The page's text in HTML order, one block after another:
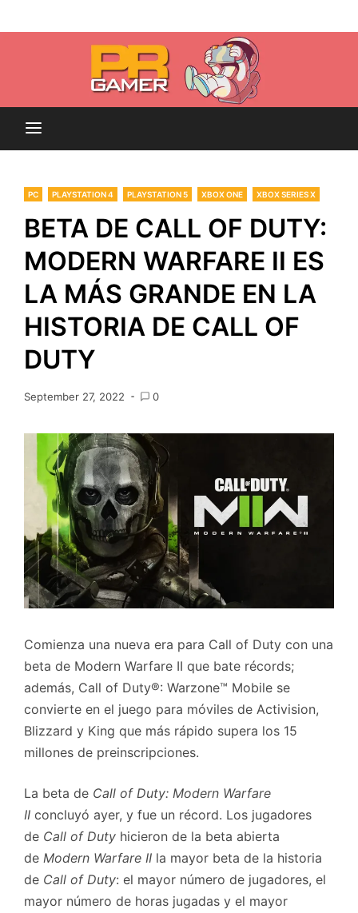
to
PR-Gamer
películas y series
PC PLAYSTATION 4 PLAYSTATION 5 XBOX ONE XBOX SERIES X
BETA DE CALL OF DUTY:
MODERN WARFARE II ES
LA MÁS GRANDE EN LA
HISTORIA DE CALL OF
DUTY
September 27, 2022 0
Comienza una nueva era para Call of Duty con una
beta de Modern Warfare II que bate récords;
además, Call of Duty®: Warzone™ Mobile se
convierte en el juego para móviles de Activision,
Blizzard y King que más rápido supera los 15
millones de preinscripciones.
La beta de Call of Duty: Modern Warfare
II concluyó ayer, y fue un récord. Los jugadores
de Call of Duty hicieron de la beta abierta
de Modern Warfare II la mayor beta de la historia
de Call of Duty: el mayor número de jugadores, el
mayor número de horas jugadas y el mayor